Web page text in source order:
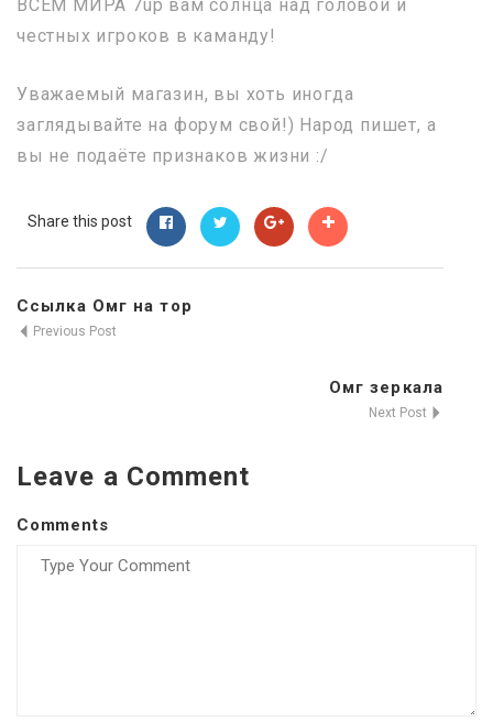
ВСЕМ МИРА 7up вам солнца над головой и
честных игроков в каманду!
Уважаемый магазин, вы хоть иногда
заглядывайте на форум свой!) Народ пишет, а
вы не подаёте признаков жизни :/
Share this post
Ссылка Омг на тор
Previous Post
Омг зеркала
Next Post
Leave a Comment
Comments